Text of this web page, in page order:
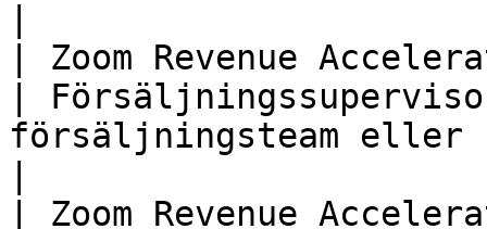
| Zoom Revenue
|
försäljningsteam
| Zoom Revenue